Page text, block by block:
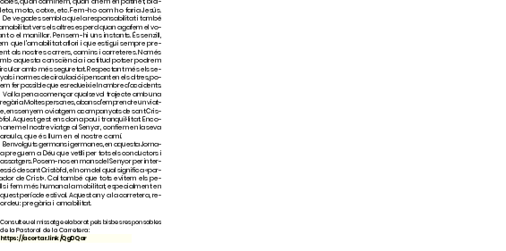
https://acortar.link/QgDQar